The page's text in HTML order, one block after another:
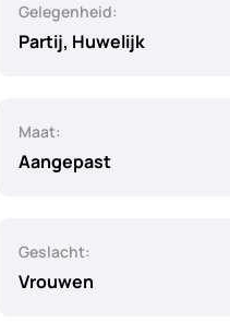
Gelegenheid:
Partij, Huwelijk
Maat:
Aangepast
Geslacht:
Vrouwen